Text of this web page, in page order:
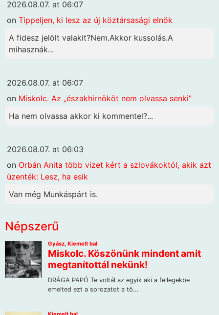
2026.08.07. at 06:07
on Tippeljen, ki lesz az új köztársasági elnök
A fidesz jelölt valakit?Nem.Akkor kussolás.A
mihasznák...
2026.08.07. at 06:07
on Miskolc. Az „északhirnököt nem olvassa senki”
Ha nem olvassa akkor ki kommentel?...
2026.08.07. at 06:03
on Orbán Anita több vizet kért a szlovákoktól, akik azt
üzenték: Lesz, ha esik
Van még Munkáspárt is.
Népszerű